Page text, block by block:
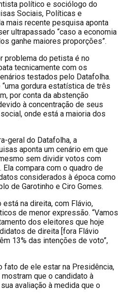
político e sociólogo do
Sociais, Políticas e
mais recente pesquisa aponta
ultrapassado “caso a economia
ganhe maiores proporções”.
problema do petista é no
tecnicamente com os
testados pelo Datafolha.
gordura estatística de três
por conta da abstenção
à concentração de seus
onde está a maioria dos
geral do Datafolha, a
aponta um cenário em que
sem dividir votos com
compara com o quadro de
considerados à época como
de Garotinho e Ciro Gomes.
na direita, com Flávio,
de menor expressão. “Vamos
dos eleitores que hoje
de direita [fora Flávio
13% das intenções de voto”,
fato de ele estar na Presidência,
que o candidato à
avaliação à medida que o